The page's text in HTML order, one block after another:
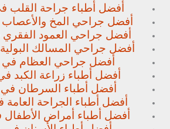
أفضل أطباء جراحة القلب
أفضل جراحي المخ والأعصاب
أفضل جراحي العمود الفقري
أفضل جراحي المسالك
أفضل جراحي العظام في
أفضل أطباء زراعة الكبد
أفضل أطباء السرطان في
أفضل أطباء الجراحة العامة
أفضل أطباء أمراض الأطفال